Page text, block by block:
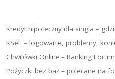
Kredyt hipoteczny dla singla –
KSeF – logowanie, problemy,
Chwilówki Online – Ranking
Pożyczki bez baz – polecane na